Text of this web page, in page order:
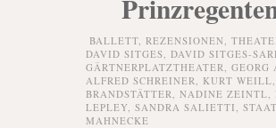
BALLETT, REZENSIONEN,
DAVID SITGES, DAVID SITGES-
GÄRTNERPLATZTHEATER, GEORG
ALFRED SCHREINER, KURT WEILL
BRANDSTÄTTER, NADINE ZEINTL,
LEPLEY, SANDRA SALIETTI,
MAHNECKE